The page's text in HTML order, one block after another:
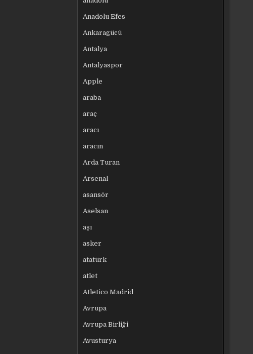
Anadolu Efes
Ankaragücü
Antalya
Antalyaspor
Apple
araba
araç
aracı
aracın
Arda Turan
Arsenal
asansör
Aselsan
aşı
asker
atatürk
atlet
Atletico Madrid
Avrupa
Avrupa Birliği
Avusturya